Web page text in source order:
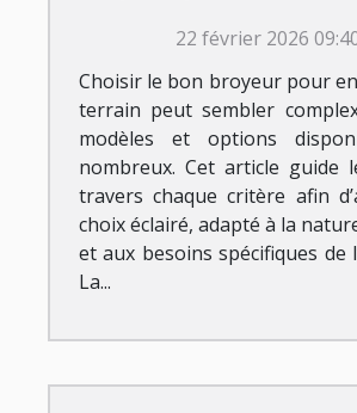
22 février 2026
Choisir le bon broyeur pour
terrain peut sembler
modèles et options
nombreux. Cet article guide
travers chaque critère afin
choix éclairé, adapté à la
et aux besoins spécifiques de
La...